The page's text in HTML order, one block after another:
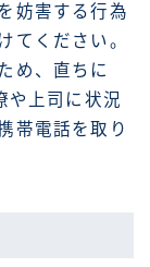
妨害する行為
てください。
め、直ちに
や上司に状況
帯電話を取り